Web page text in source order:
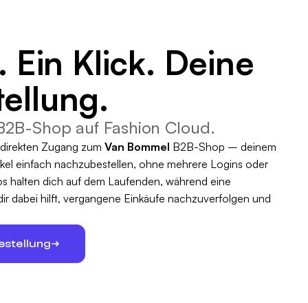
Ein Klick. Deine
Shop auf Fashion Cloud.
Zugang zum Van Bommel B2B-Shop – deinem
einfach nachzubestellen, ohne mehrere Logins oder
halten dich auf dem Laufenden, während eine
dabei hilft, vergangene Einkäufe nachzuverfolgen und